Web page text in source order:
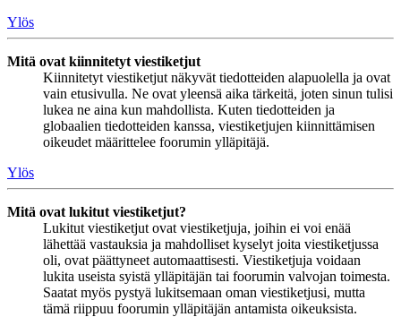
Ylös
Mitä ovat kiinnitetyt viestiketjut
Kiinnitetyt viestiketjut näkyvät tiedotteiden alapuolella ja ovat
vain etusivulla. Ne ovat yleensä aika tärkeitä, joten sinun tulisi
lukea ne aina kun mahdollista. Kuten tiedotteiden ja
globaalien tiedotteiden kanssa, viestiketjujen kiinnittämisen
oikeudet määrittelee foorumin ylläpitäjä.
Ylös
Mitä ovat lukitut viestiketjut?
Lukitut viestiketjut ovat viestiketjuja, joihin ei voi enää
lähettää vastauksia ja mahdolliset kyselyt joita viestiketjussa
oli, ovat päättyneet automaattisesti. Viestiketjuja voidaan
lukita useista syistä ylläpitäjän tai foorumin valvojan toimesta.
Saatat myös pystyä lukitsemaan oman viestiketjusi, mutta
tämä riippuu foorumin ylläpitäjän antamista oikeuksista.